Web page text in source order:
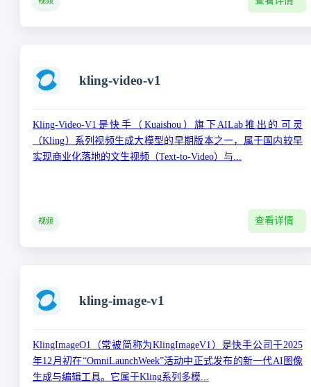
kling-video-v1
‌Kling-Video-V1‌是快手（Kuaishou）旗下AILab推出的‌可灵
（Kling）系列视频生成大模型‌的早期版本之一，属于国内较早
实现商业化落地的文生视频（Text-to-Video）与...
视频 查看详情
kling-image-v1
KlingImageO1‌（常被简称为KlingImageV1）是快手公司于‌2025
年12月初‌在“OmniLaunchWeek”活动中正式发布的新一代AI图像
生成与编辑工具‌。它属于Kling系列多模...